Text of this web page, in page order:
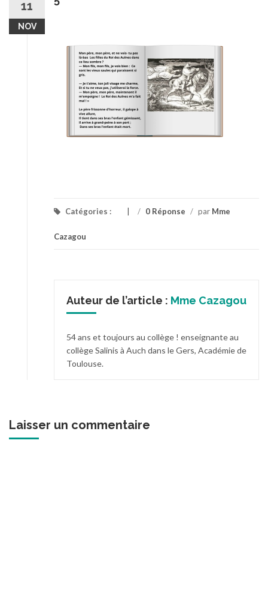
11
NOV
Catégories : / 0 Réponse / par Mme
Cazagou
Auteur de l’article : Mme Cazagou
54 ans et toujours au collège ! enseignante au
collège Salinis à Auch dans le Gers, Académie de
Toulouse.
Laisser un commentaire